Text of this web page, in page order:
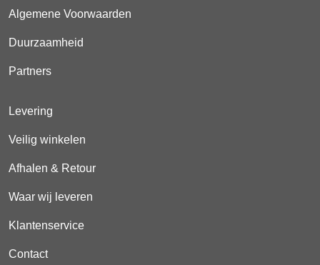
Algemene Voorwaarden
Duurzaamheid
Partners
Levering
Veilig winkelen
Afhalen & Retour
Waar wij leveren
Klantenservice
Contact